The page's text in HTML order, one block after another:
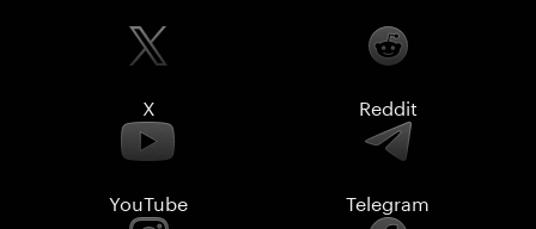
X Reddit
YouTube Telegram